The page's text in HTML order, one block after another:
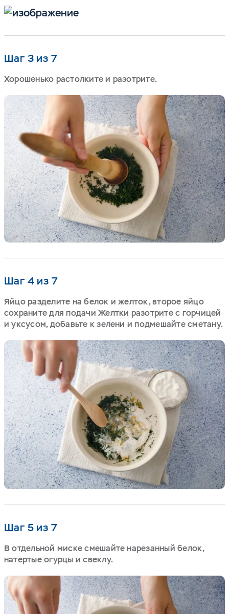
Шаг 3 из 7
Хорошенько растолките и разотрите.
Шаг 4 из 7
Яйцо разделите на белок и желток, второе яйцо
сохраните для подачи Желтки разотрите с горчицей
и уксусом, добавьте к зелени и подмешайте сметану.
Шаг 5 из 7
В отдельной миске смешайте нарезанный белок,
натертые огурцы и свеклу.